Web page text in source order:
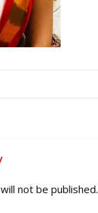
not be published.